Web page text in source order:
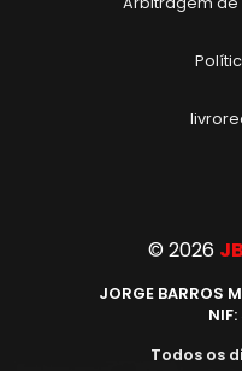
© 2026
JORGE BARROS
Todos os